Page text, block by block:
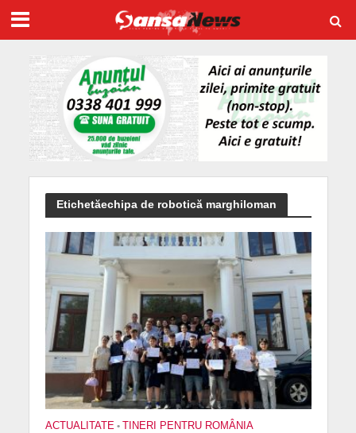
Etichetăechipa de robotică marghiloman
ACTUALITATE • TINERI PENTRU ROMÂNIA